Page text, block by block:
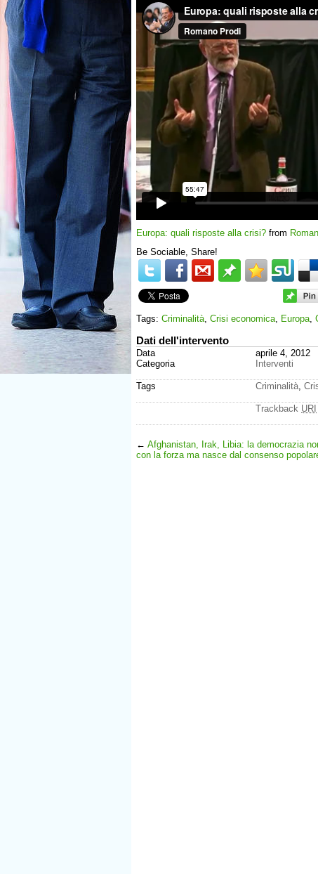
Europa: quali risposte alla crisi? from
Be Sociable, Share!
Tags: Criminalità, Crisi economica, Europa,
Dati dell'intervento
Data
Categoria
aprile 4, 2012
Interventi
Tags Criminalità,
Trackback URI
← Afghanistan, Irak, Libia: la democrazia
con la forza ma nasce dal consenso